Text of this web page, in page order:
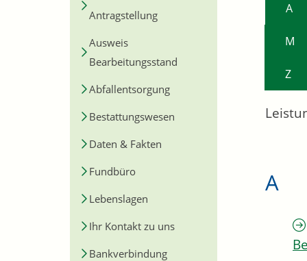
Antragstellung
Ausweis
Bearbeitungsstand
Abfallentsorgung
Bestattungswesen
Daten & Fakten
Fundbüro
Lebenslagen
Ihr Kontakt zu uns
Bankverbindung
A
M
Z
A